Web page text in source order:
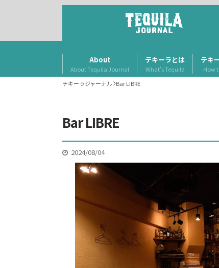
About
About Tequila Journal
テキーラとは
What’s Tequila
テキ
How
テキーラジャーナル Bar LIBRE
Bar LIBRE
2024/08/04